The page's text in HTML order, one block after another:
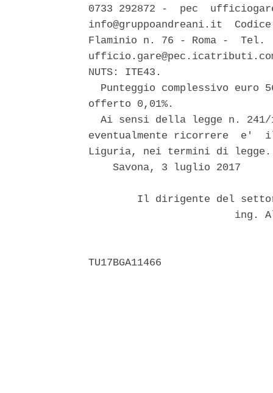
0733 292872 -  pec
info@gruppoandreani.it
Flaminio n. 76 - Roma -  Tel.
NUTS: ITE43.
Punteggio complessivo euro
offerto 0,01%.
Ai sensi della legge n.
eventualmente ricorrere  e'
Liguria, nei termini di
    Savona, 3 luglio 2017
Il dirigente del
ing.